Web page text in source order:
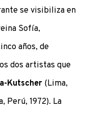
se visibiliza en
Sofía,
años, de
dos artistas que
Kutscher (Lima,
Perú, 1972). La